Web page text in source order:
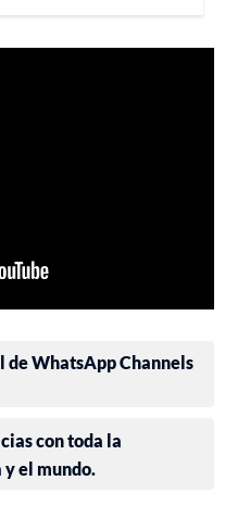
de WhatsApp Channels
con toda la
el mundo.